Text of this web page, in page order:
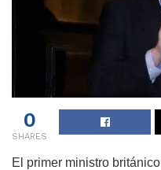
0
SHARES
El primer ministro británico